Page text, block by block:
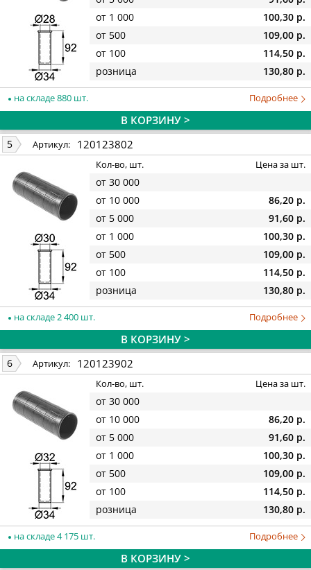
от 1 000
100,30 р.
от 500
109,00 р.
от 100
114,50 р.
розница
130,80 р.
на складе 880 шт. Подробнее
В КОРЗИНУ >
5 Артикул: 120123802
Кол-во, шт. Цена за шт.
от 30 000
от 10 000
86,20 р.
от 5 000
91,60 р.
от 1 000
100,30 р.
от 500
109,00 р.
от 100
114,50 р.
розница
130,80 р.
на складе 2 400 шт. Подробнее
В КОРЗИНУ >
6 Артикул: 120123902
Кол-во, шт. Цена за шт.
от 30 000
от 10 000
86,20 р.
от 5 000
91,60 р.
от 1 000
100,30 р.
от 500
109,00 р.
от 100
114,50 р.
розница
130,80 р.
на складе 4 175 шт. Подробнее
В КОРЗИНУ >